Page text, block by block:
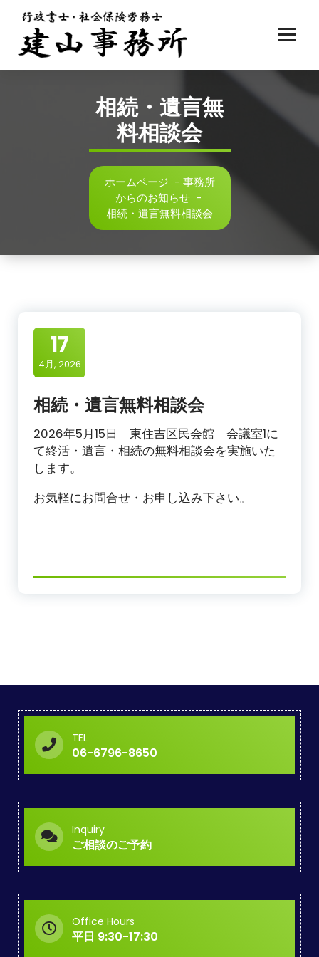
ツ
相続・遺言無
料相談会
ホームページ - 事務所
からのお知らせ-
相続・遺言無料相談会
17
4月, 2026
相続・遺言無料相談会
2026年5月15日 東住吉区民会館 会議室1に
て終活・遺言・相続の無料相談会を実施いた
します。
お気軽にお問合せ・お申し込み下さい。
TEL
06-6796-8650
Inquiry
ご相談のご予約
Office Hours
平日 9:30-17:30